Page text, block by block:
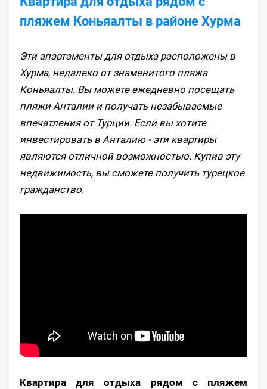
пляжем Коньяалты в районе Хурма
Эти апартаменты для отдыха расположены в
Хурма, недалеко от знаменитого пляжа
Коньяалты. Вы можете ежедневно посещать
пляжи Анталии и получать незабываемые
впечатления от Турции. Если вы хотите
инвестировать в Анталию - эти квартиры
являются отличной возможностью. Купив эту
недвижимость, вы сможете получить турецкое
гражданство.
Квартира для отдыха рядом с пляжем